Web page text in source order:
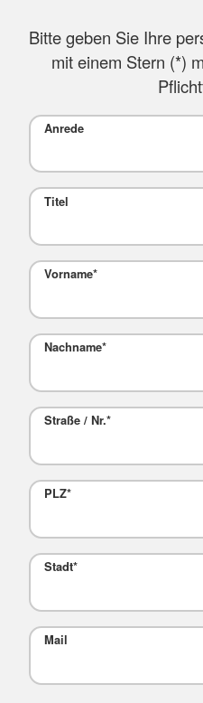
Bitte geben Sie Ihre
mit einem Stern (*)
Anrede
Titel
Vorname*
Nachname*
Straße / Nr.*
PLZ*
Stadt*
Mail